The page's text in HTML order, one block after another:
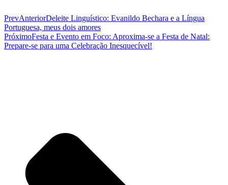
PrevAnteriorDeleite Linguístico: Evanildo Bechara e a Língua
Portuguesa, meus dois amores
PróximoFesta e Evento em Foco: Aproxima-se a Festa de Natal:
Prepare-se para uma Celebração Inesquecível!